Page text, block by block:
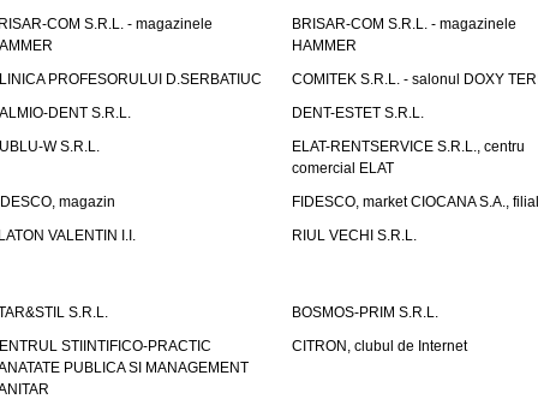
COM S.R.L. - magazinele
BRISAR-COM S.R.L. - magazinele
HAMMER
PROFESORULUI D.SERBATIUC
COMITEK S.R.L. - salonul DOXY
DENT S.R.L.
DENT-ESTET S.R.L.
W S.R.L.
ELAT-RENTSERVICE S.R.L., centru
comercial ELAT
magazin
FIDESCO, market CIOCANA S.A.,
VALENTIN I.I.
RIUL VECHI S.R.L.
S.R.L.
BOSMOS-PRIM S.R.L.
STIINTIFICO-PRACTIC
PUBLICA SI MANAGEMENT
CITRON, clubul de Internet